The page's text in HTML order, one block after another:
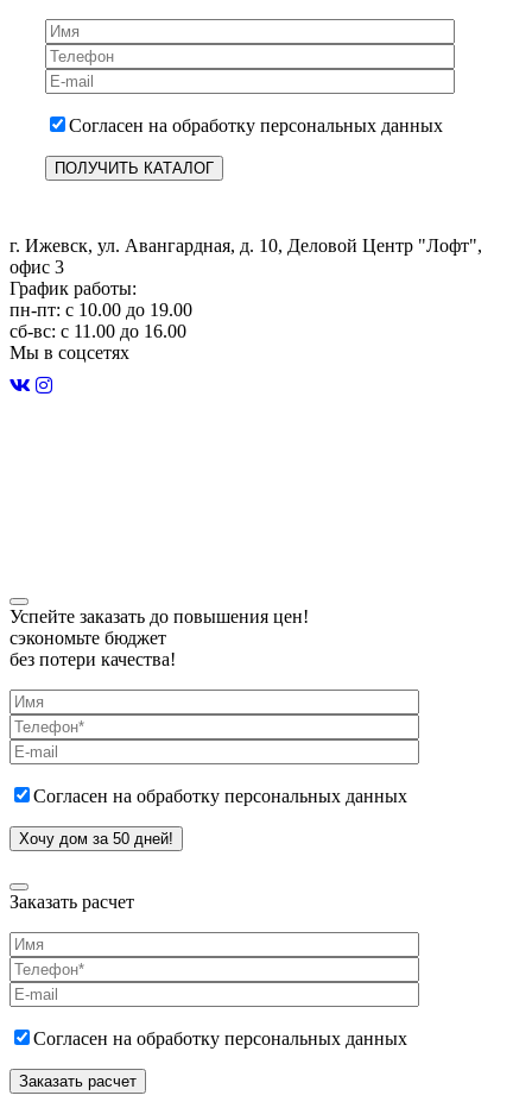
Согласен на обработку персональных данных
г. Ижевск, ул. Авангардная, д. 10, Деловой Центр "Лофт",
офис 3
График работы:
пн-пт: с 10.00 до 19.00
сб-вс: с 11.00 до 16.00
Мы в соцсетях
Успейте заказать до повышения цен!
сэкономьте бюджет
без потери качества!
Согласен на обработку персональных данных
Заказать расчет
Согласен на обработку персональных данных